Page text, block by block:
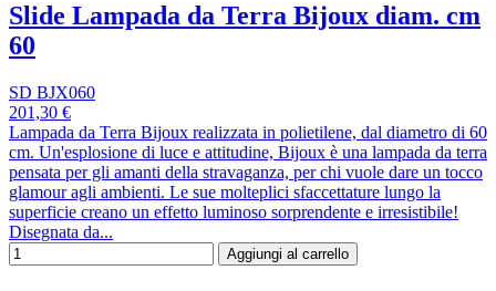
Slide Lampada da Terra Bijoux diam. cm
60
SD BJX060
201,30 €
Lampada da Terra Bijoux realizzata in polietilene, dal diametro di 60
cm. Un'esplosione di luce e attitudine, Bijoux è una lampada da terra
pensata per gli amanti della stravaganza, per chi vuole dare un tocco
glamour agli ambienti. Le sue molteplici sfaccettature lungo la
superficie creano un effetto luminoso sorprendente e irresistibile!
Disegnata da...
Aggiungi al carrello